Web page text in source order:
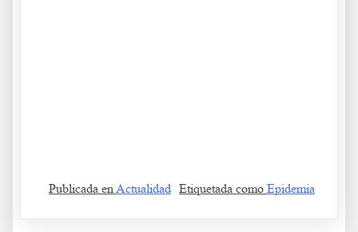
Publicada en Actualidad Etiquetada como Epidemia